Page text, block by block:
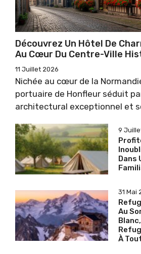
Découvrez Un Hôtel De
Au Cœur Du Centre-Ville
11 Juillet 2026
Nichée au cœur de la
portuaire de Honfleur séduit
architectural exceptionnel et
9
Dans
31 Mai
Au
À